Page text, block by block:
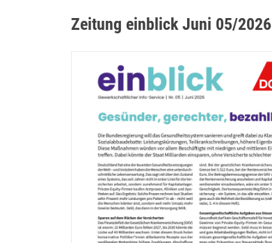
Zeitung einblick Juni 05/2026